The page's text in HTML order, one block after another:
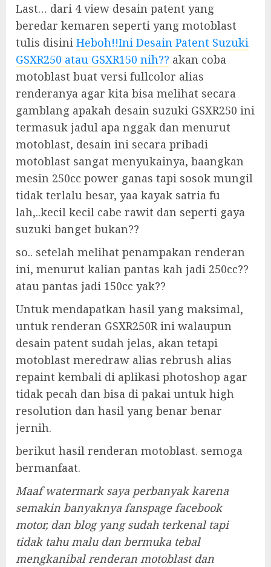
Last… dari 4 view desain patent yang
beredar kemaren seperti yang motoblast
tulis disini Heboh!!Ini Desain Patent Suzuki
GSXR250 atau GSXR150 nih?? akan coba
motoblast buat versi fullcolor alias
renderanya agar kita bisa melihat secara
gamblang apakah desain suzuki GSXR250 ini
termasuk jadul apa nggak dan menurut
motoblast, desain ini secara pribadi
motoblast sangat menyukainya, baangkan
mesin 250cc power ganas tapi sosok mungil
tidak terlalu besar, yaa kayak satria fu
lah,..kecil kecil cabe rawit dan seperti gaya
suzuki banget bukan??
so.. setelah melihat penampakan renderan
ini, menurut kalian pantas kah jadi 250cc??
atau pantas jadi 150cc yak??
Untuk mendapatkan hasil yang maksimal,
untuk renderan GSXR250R ini walaupun
desain patent sudah jelas, akan tetapi
motoblast meredraw alias rebrush alias
repaint kembali di aplikasi photoshop agar
tidak pecah dan bisa di pakai untuk high
resolution dan hasil yang benar benar
jernih.
berikut hasil renderan motoblast. semoga
bermanfaat.
Maaf watermark saya perbanyak karena
semakin banyaknya fanspage facebook
motor, dan blog yang sudah terkenal tapi
tidak tahu malu dan bermuka tebal
mengkanibal renderan motoblast dan